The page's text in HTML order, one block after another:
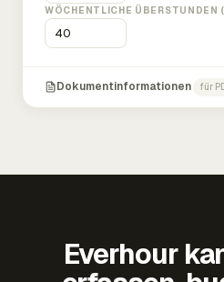
WÖCHENTLICHE ÜBERSTUNDEN
Dokumentinformationen für
Everhour